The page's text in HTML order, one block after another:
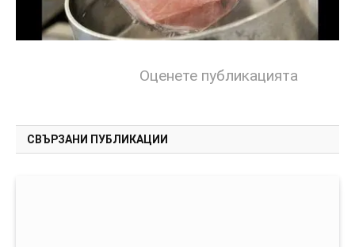
Оценете публикацията
СВЪРЗАНИ ПУБЛИКАЦИИ